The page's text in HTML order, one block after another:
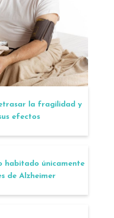
la fragilidad y
efectos
habitado únicamente
de Alzheimer